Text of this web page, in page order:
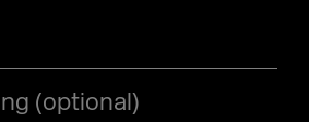
(optional)